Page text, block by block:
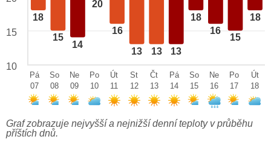
18
15
14
20
16
13 13 13
18
16
15
18
15
10
Pá
07
So
08
Ne
09
Po
10
Út
11
St
12
Čt
13
Pá
14
So
15
Ne
16
Po
17
Út
18
Graf zobrazuje nejvyšší a nejnižší denní teploty v průběhu
příštích dnů.